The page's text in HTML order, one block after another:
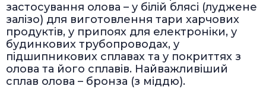
застосування олова – у білій блясі (луджене
залізо) для виготовлення тари харчових
продуктів, у припоях для електроніки, у
будинкових трубопроводах, у
підшипникових сплавах та у покриттях з
олова та його сплавів. Найважливіший
сплав олова – бронза (з міддю).